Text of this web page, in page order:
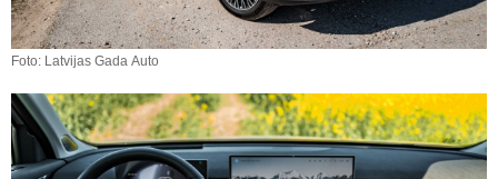
Foto: Latvijas Gada Auto